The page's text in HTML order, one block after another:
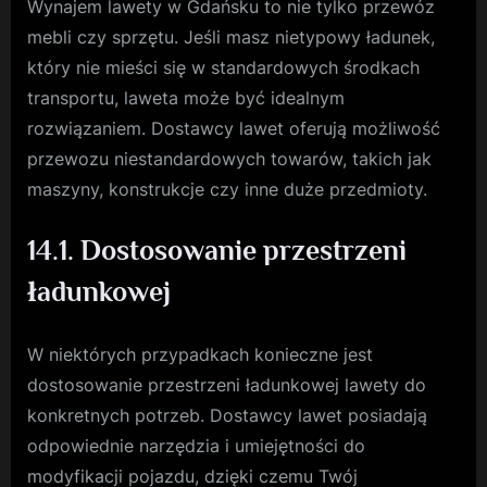
Wynajem lawety w Gdańsku to nie tylko przewóz
mebli czy sprzętu. Jeśli masz nietypowy ładunek,
który nie mieści się w standardowych środkach
transportu, laweta może być idealnym
rozwiązaniem. Dostawcy lawet oferują możliwość
przewozu niestandardowych towarów, takich jak
maszyny, konstrukcje czy inne duże przedmioty.
14.1. Dostosowanie przestrzeni
ładunkowej
W niektórych przypadkach konieczne jest
dostosowanie przestrzeni ładunkowej lawety do
konkretnych potrzeb. Dostawcy lawet posiadają
odpowiednie narzędzia i umiejętności do
modyfikacji pojazdu, dzięki czemu Twój